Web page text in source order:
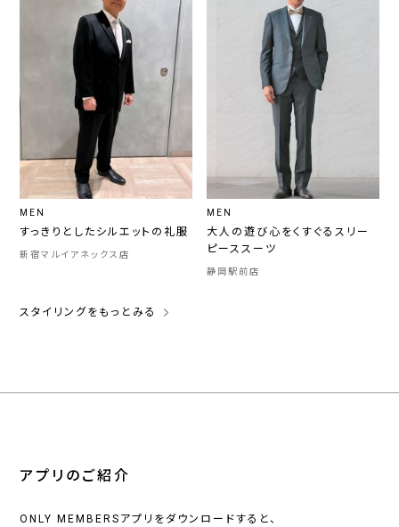
MEN
すっきりとしたシルエットの礼服
新宿マルイアネックス店
MEN
大人の遊び心をくすぐるスリー
ピーススーツ
静岡駅前店
スタイリングをもっとみる
アプリのご紹介
ONLY MEMBERSアプリをダウンロードすると、